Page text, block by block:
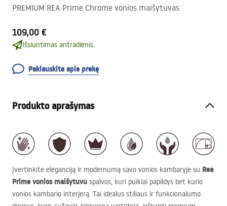
PREMIUM REA Prime Chrome vonios maišytuvas
109,00 €
Išsiuntimas antradienis.
Paklauskite apie prekę
Produkto aprašymas
Įvertinkite eleganciją ir modernumą savo vonios kambaryje su Rea
Prime vonios maišytuvu spalvos, kuri puikiai papildys bet kurio
vonios kambario interjerą. Tai idealus stiliaus ir funkcionalumo